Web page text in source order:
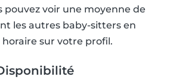
pouvez voir une moyenne de
les autres baby-sitters en
sur votre profil.